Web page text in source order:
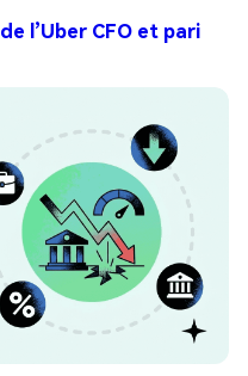
l’Uber CFO et pari